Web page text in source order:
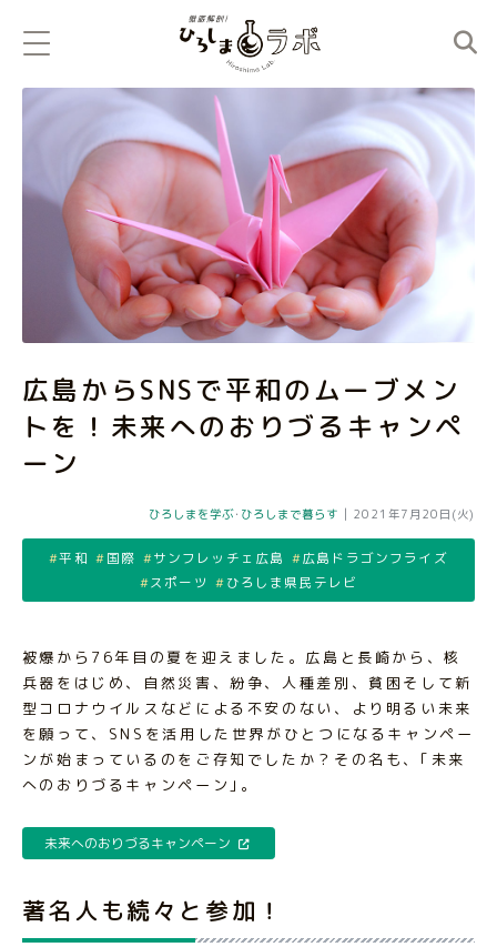
広島からSNSで平和のムーブメン
トを！未来へのおりづるキャンペ
ーン
ひろしまを学ぶ･ ひろしまで暮らす | 2021年7月20日(火)
平和 国際 サンフレッチェ広島
広島ドラゴンフライズ
スポーツ
ひろしま県民テレビ
被爆から76年目の夏を迎えました。広島と長崎から、核
兵器をはじめ、自然災害、紛争、人種差別、貧困そして新
型コロナウイルスなどによる不安のない、より明るい未来
を願って、SNSを活用した世界がひとつになるキャンペー
ンが始まっているのをご存知でしたか？その名も、｢未来
へのおりづるキャンペーン｣。
未来へのおりづるキャンペーン
著名人も続々と参加！